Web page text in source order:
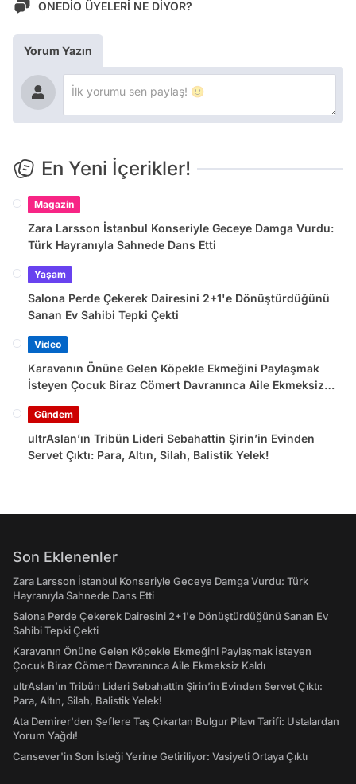
ONEDİO ÜYELERİ NE DİYOR?
Yorum Yazın
En Yeni İçerikler!
Magazin
Zara Larsson İstanbul Konseriyle Geceye Damga Vurdu:
Türk Hayranıyla Sahnede Dans Etti
Yaşam
Salona Perde Çekerek Dairesini 2+1'e Dönüştürdüğünü
Sanan Ev Sahibi Tepki Çekti
Video
Karavanın Önüne Gelen Köpekle Ekmeğini Paylaşmak
İsteyen Çocuk Biraz Cömert Davranınca Aile Ekmeksiz
Gündem
ultrAslan’ın Tribün Lideri Sebahattin Şirin’in Evinden
Servet Çıktı: Para, Altın, Silah, Balistik Yelek!
Son Eklenenler
Zara Larsson İstanbul Konseriyle Geceye Damga Vurdu: Türk
Hayranıyla Sahnede Dans Etti
Salona Perde Çekerek Dairesini 2+1'e Dönüştürdüğünü Sanan Ev
Sahibi Tepki Çekti
Karavanın Önüne Gelen Köpekle Ekmeğini Paylaşmak İsteyen
Çocuk Biraz Cömert Davranınca Aile Ekmeksiz Kaldı
ultrAslan’ın Tribün Lideri Sebahattin Şirin’in Evinden Servet Çıktı:
Para, Altın, Silah, Balistik Yelek!
Ata Demirer'den Şeflere Taş Çıkartan Bulgur Pilavı Tarifi: Ustalardan
Yorum Yağdı!
Cansever'in Son İsteği Yerine Getiriliyor: Vasiyeti Ortaya Çıktı